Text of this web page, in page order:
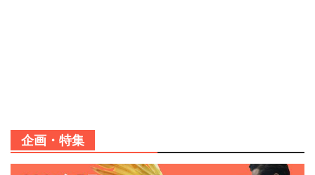
企画・特集